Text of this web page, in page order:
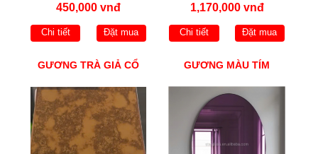
450,000 vnđ
Chi tiết Đặt mua
1,170,000 vnđ
Chi tiết Đặt mua
GƯƠNG TRÀ GIẢ CỔ GƯƠNG MÀU TÍM